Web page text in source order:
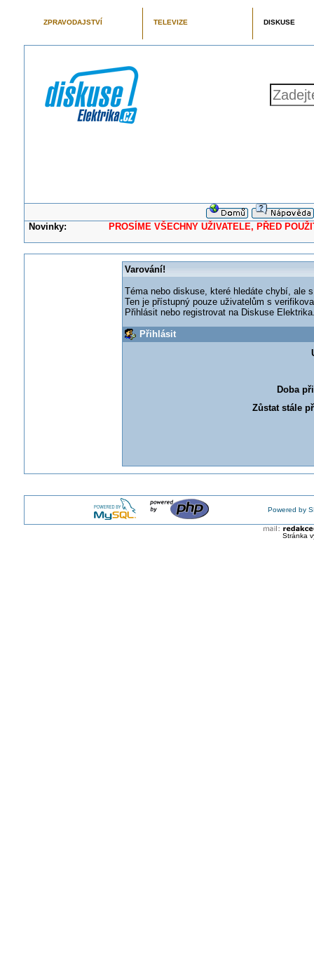
ZPRAVODAJSTVÍ TELEVIZE DISKUSE
Novinky: PROSÍME VŠECHNY UŽIVATELE, PŘED
Varování!
Téma nebo diskuse, které hledáte chybí, ale
Ten je přístupný pouze uživatelům s
Přihlásit nebo registrovat na Diskuse
Přihlásit
Doba
Zůstat stále
Powered by
Stránka